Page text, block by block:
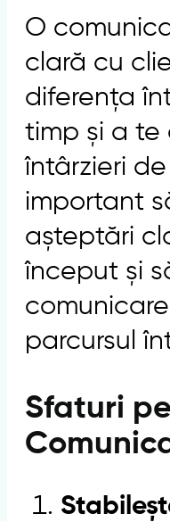
O
clară cu
diferența
timp și a te
întârzieri
important
așteptări
început și
parcursul
Sfaturi